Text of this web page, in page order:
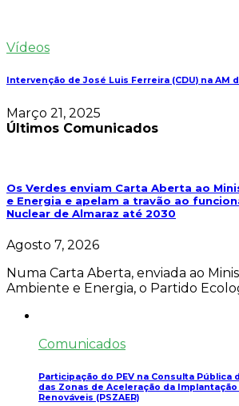
Vídeos
Intervenção de José Luis Ferreira (CDU) na AM
Março 21, 2025
Últimos Comunicados
Os Verdes enviam Carta Aberta ao
e Energia e apelam a travão ao
Nuclear de Almaraz até 2030
Agosto 7, 2026
Numa Carta Aberta, enviada ao
Ambiente e Energia, o Partido
Comunicados
Participação do PEV na Consulta Pública
das Zonas de Aceleração da
Renováveis (PSZAER)